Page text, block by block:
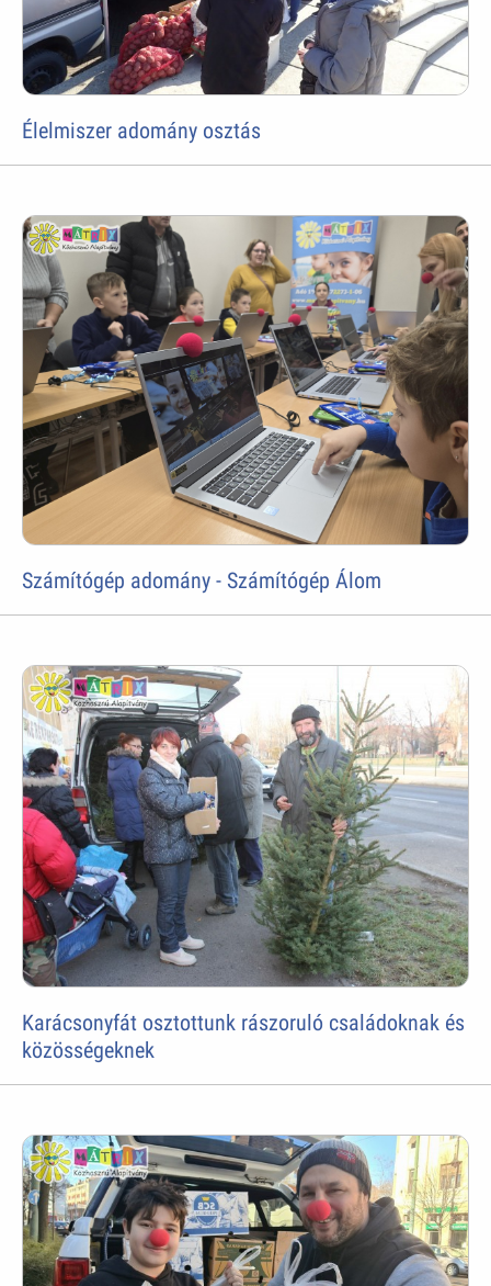
Élelmiszer adomány osztás
Számítógép adomány - Számítógép Álom
Karácsonyfát osztottunk rászoruló családoknak és
közösségeknek